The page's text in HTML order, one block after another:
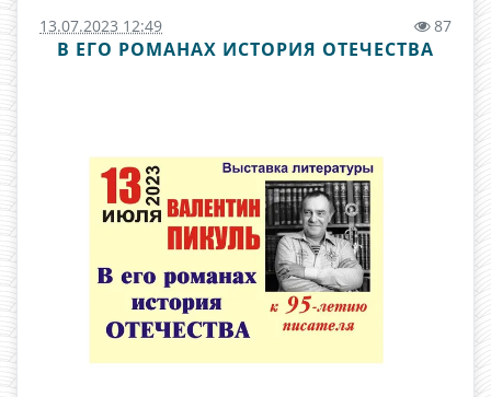
13.07.2023 12:49 87
В ЕГО РОМАНАХ ИСТОРИЯ ОТЕЧЕСТВА